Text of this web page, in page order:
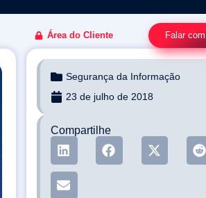
Área do Cliente Falar
Segurança da Informação
23 de julho de 2018
Compartilhe